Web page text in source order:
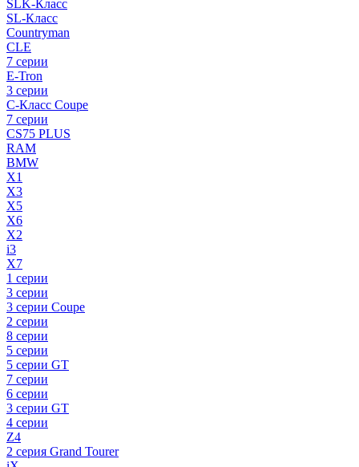
SLK-Класс
SL-Класс
Countryman
CLE
7 серии
E-Tron
3 серии
C-Класс Coupe
7 серии
CS75 PLUS
RAM
BMW
X1
X3
X5
X6
X2
i3
X7
1 серии
3 серии
3 серии Coupe
2 серии
8 серии
5 серии
5 серии GT
7 серии
6 серии
3 серии GT
4 серии
Z4
2 серия Grand Tourer